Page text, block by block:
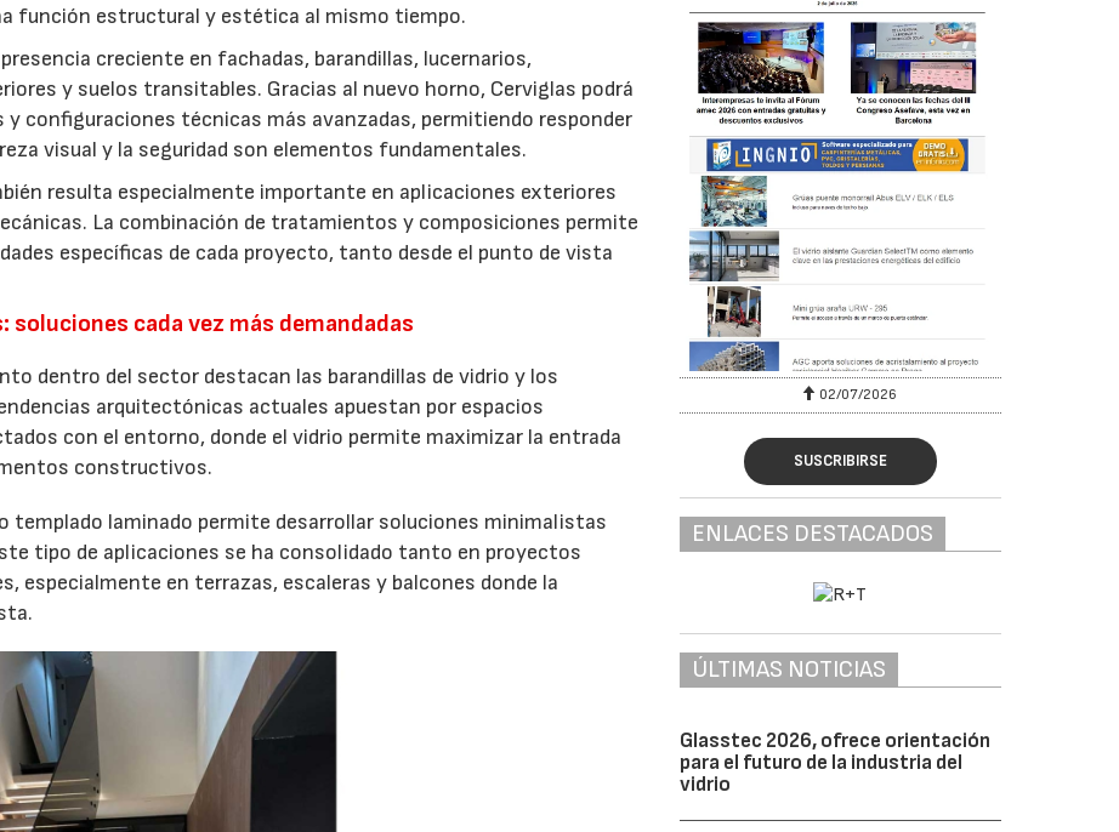
función estructural y estética al mismo tiempo.
creciente en fachadas, barandillas, lucernarios,
y suelos transitables. Gracias al nuevo horno, Cerviglas podrá
y configuraciones técnicas más avanzadas, permitiendo responder
visual y la seguridad son elementos fundamentales.
resulta especialmente importante en aplicaciones exteriores
La combinación de tratamientos y composiciones permite
específicas de cada proyecto, tanto desde el punto de vista
cada vez más demandadas
dentro del sector destacan las barandillas de vidrio y los
arquitectónicas actuales apuestan por espacios
con el entorno, donde el vidrio permite maximizar la entrada
constructivos.
templado laminado permite desarrollar soluciones minimalistas
tipo de aplicaciones se ha consolidado tanto en proyectos
especialmente en terrazas, escaleras y balcones donde la
02/07/2026
SUSCRIBIRSE
ENLACES DESTACADOS
ÚLTIMAS NOTICIAS
Glasstec 2026, ofrece orientación
para el futuro de la industria del
vidrio